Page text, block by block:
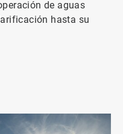
de aguas
hasta su